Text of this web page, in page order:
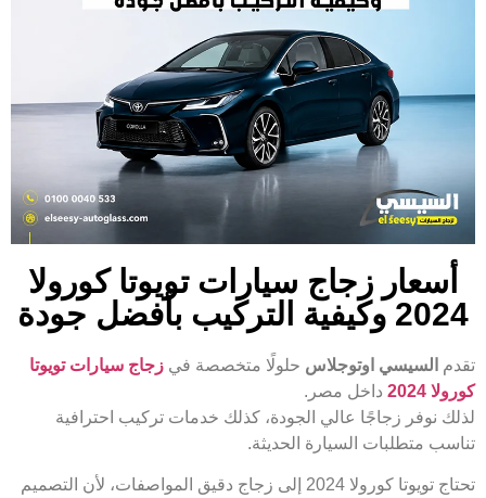
أسعار زجاج سيارات تويوتا كورولا
2024 وكيفية التركيب بأفضل جودة
تقدم السيسي اوتوجلاس حلولًا متخصصة في زجاج سيارات تويوتا
كورولا 2024
داخل مصر.
لذلك نوفر زجاجًا عالي الجودة، كذلك خدمات تركيب احترافية
تناسب متطلبات السيارة الحديثة.
تحتاج تويوتا كورولا 2024 إلى زجاج دقيق المواصفات، لأن التصميم